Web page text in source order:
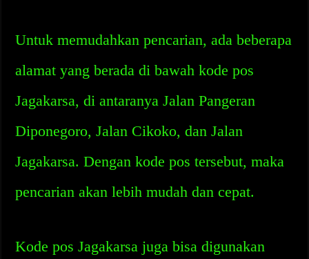
Untuk memudahkan pencarian, ada beberapa
alamat yang berada di bawah kode pos
Jagakarsa, di antaranya Jalan Pangeran
Diponegoro, Jalan Cikoko, dan Jalan
Jagakarsa. Dengan kode pos tersebut, maka
pencarian akan lebih mudah dan cepat.
Kode pos Jagakarsa juga bisa digunakan